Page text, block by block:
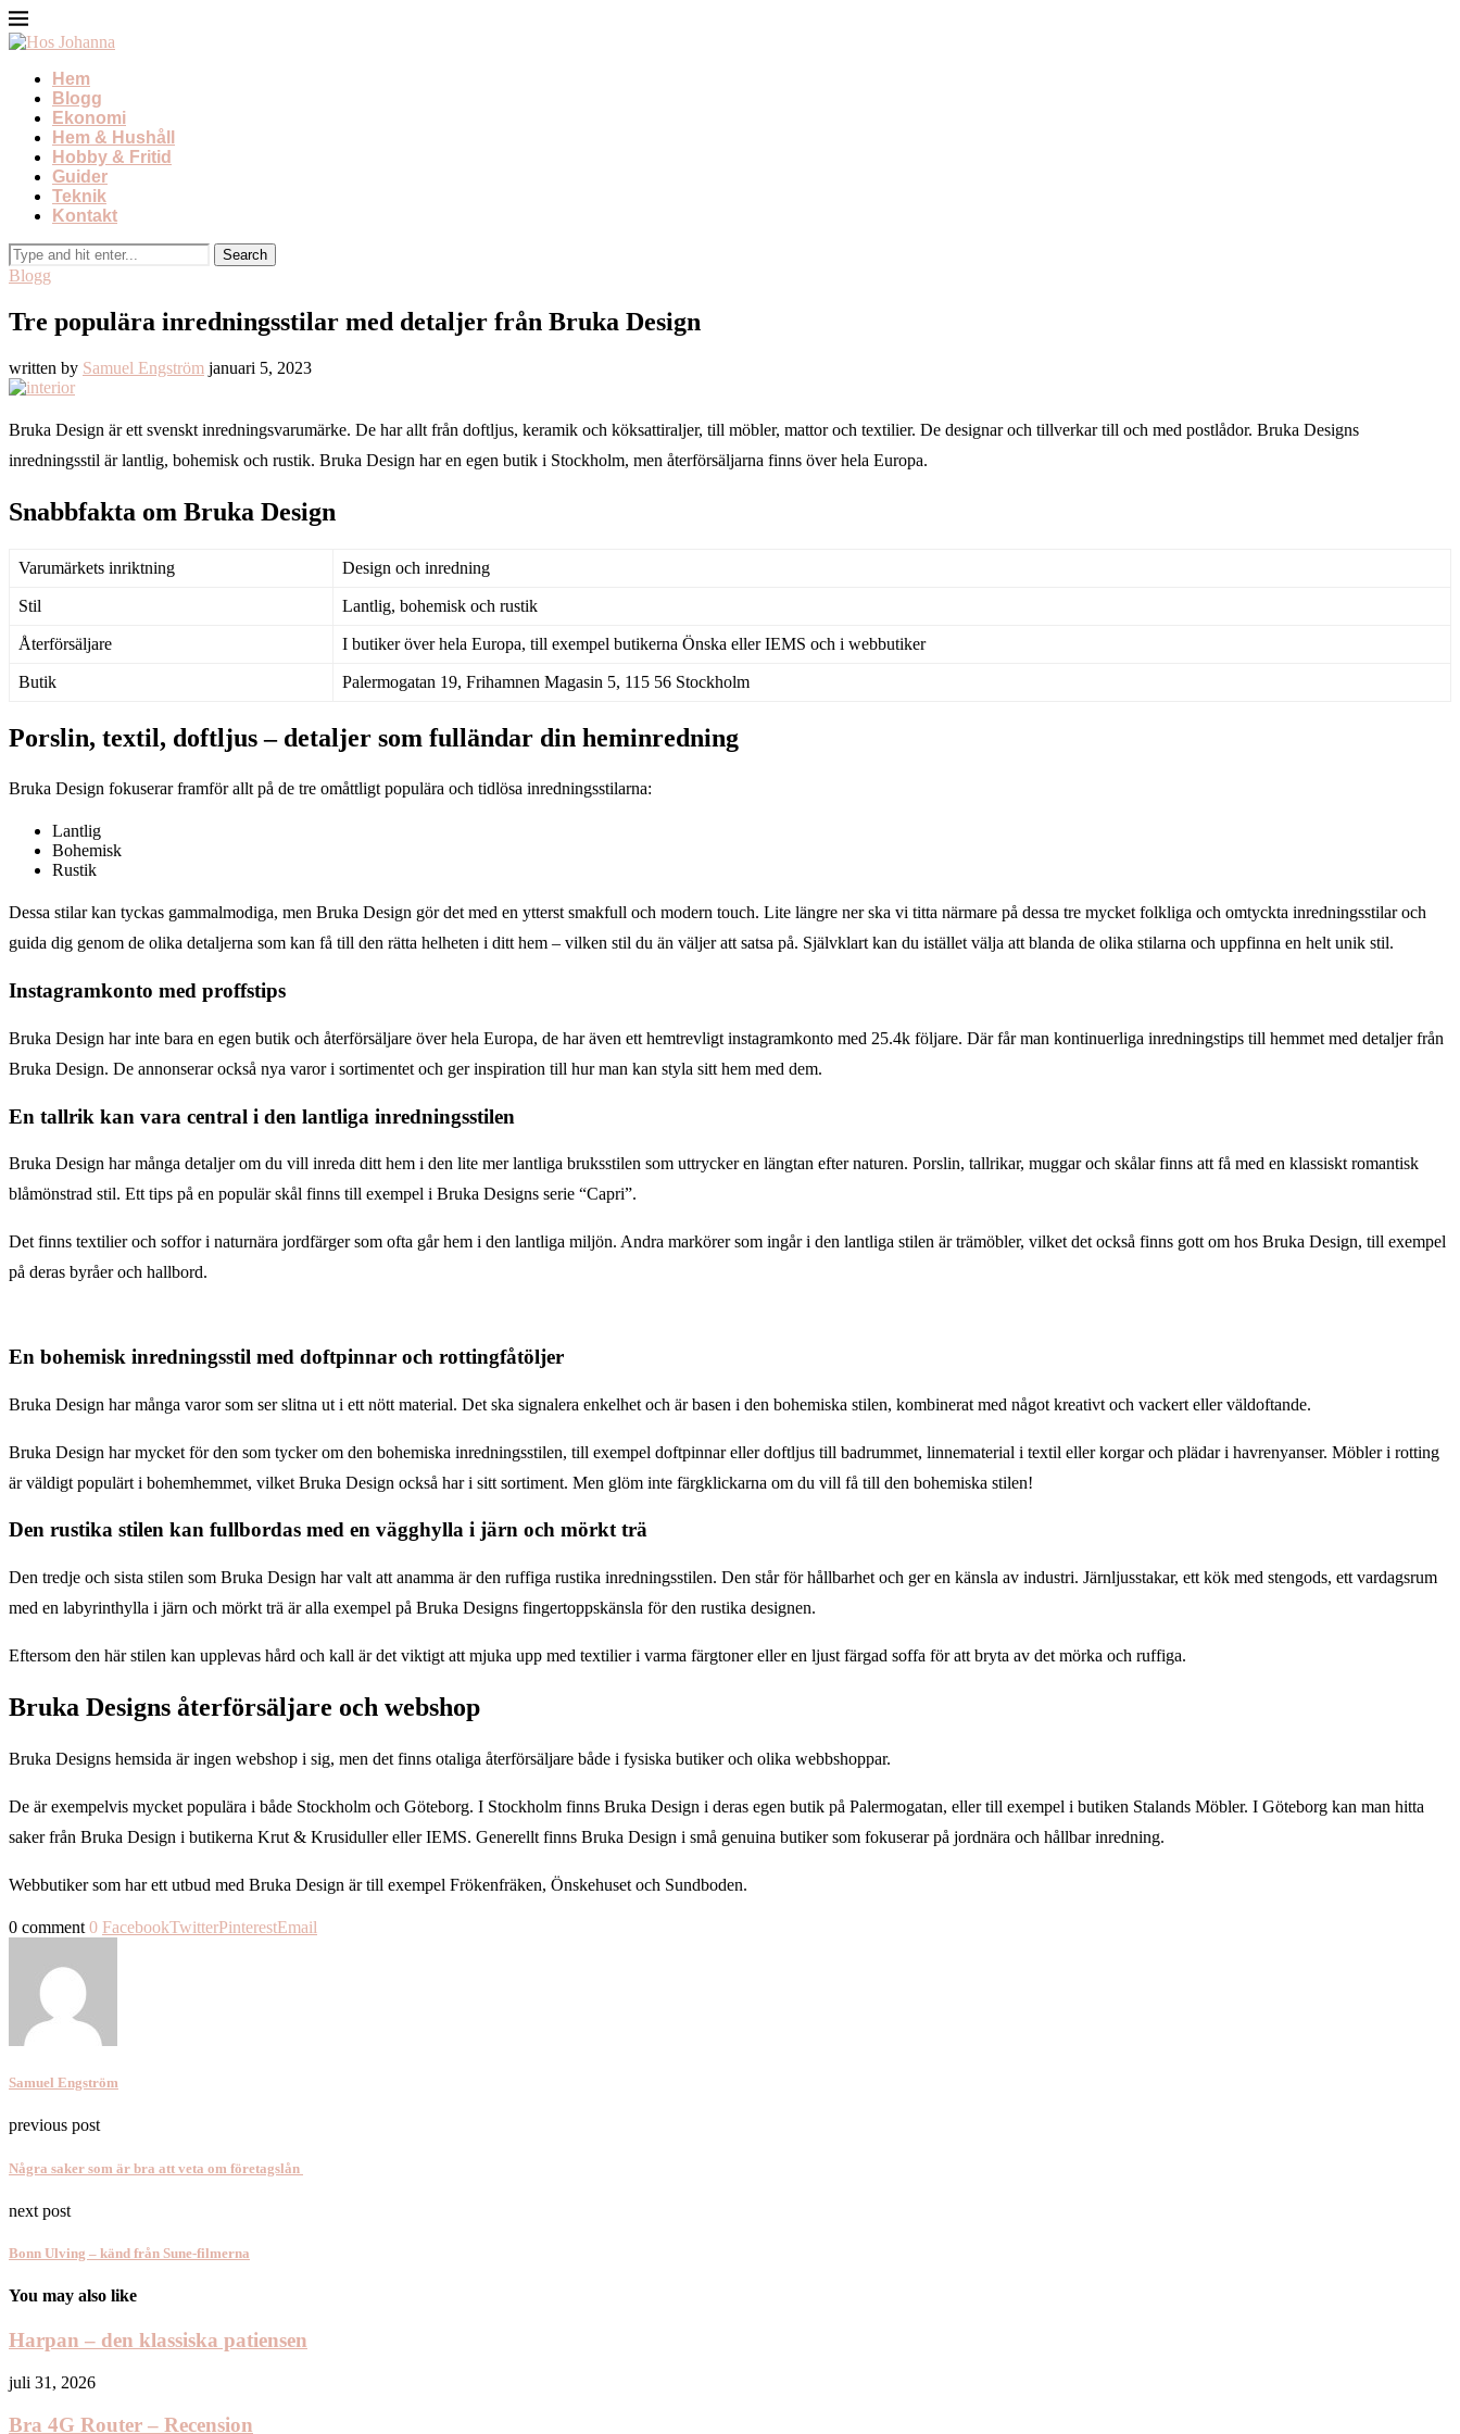
Hem
Blogg
Ekonomi
Hem & Hushåll
Hobby & Fritid
Guider
Teknik
Kontakt
Blogg
Tre populära inredningsstilar med detaljer från Bruka Design
written by Samuel Engström januari 5, 2023
Bruka Design är ett svenskt inredningsvarumärke. De har allt från doftljus, keramik och köksattiraljer, till möbler, mattor och textilier. De designar och tillverkar till och med postlådor. Bruka Designs
inredningsstil är lantlig, bohemisk och rustik. Bruka Design har en egen butik i Stockholm, men återförsäljarna finns över hela Europa.
Snabbfakta om Bruka Design
Varumärkets inriktning Design och inredning
Stil Lantlig, bohemisk och rustik
Återförsäljare I butiker över hela Europa, till exempel butikerna Önska eller IEMS och i webbutiker
Butik Palermogatan 19, Frihamnen Magasin 5, 115 56 Stockholm
Porslin, textil, doftljus – detaljer som fulländar din heminredning
Bruka Design fokuserar framför allt på de tre omåttligt populära och tidlösa inredningsstilarna:
Lantlig
Bohemisk
Rustik
Dessa stilar kan tyckas gammalmodiga, men Bruka Design gör det med en ytterst smakfull och modern touch. Lite längre ner ska vi titta närmare på dessa tre mycket folkliga och omtyckta inredningsstilar och
guida dig genom de olika detaljerna som kan få till den rätta helheten i ditt hem – vilken stil du än väljer att satsa på. Självklart kan du istället välja att blanda de olika stilarna och uppfinna en helt unik stil.
Instagramkonto med proffstips
Bruka Design har inte bara en egen butik och återförsäljare över hela Europa, de har även ett hemtrevligt instagramkonto med 25.4k följare. Där får man kontinuerliga inredningstips till hemmet med detaljer från
Bruka Design. De annonserar också nya varor i sortimentet och ger inspiration till hur man kan styla sitt hem med dem.
En tallrik kan vara central i den lantliga inredningsstilen
Bruka Design har många detaljer om du vill inreda ditt hem i den lite mer lantliga bruksstilen som uttrycker en längtan efter naturen. Porslin, tallrikar, muggar och skålar finns att få med en klassiskt romantisk
blåmönstrad stil. Ett tips på en populär skål finns till exempel i Bruka Designs serie “Capri”.
Det finns textilier och soffor i naturnära jordfärger som ofta går hem i den lantliga miljön. Andra markörer som ingår i den lantliga stilen är trämöbler, vilket det också finns gott om hos Bruka Design, till exempel
på deras byråer och hallbord.
En bohemisk inredningsstil med doftpinnar och rottingfåtöljer
Bruka Design har många varor som ser slitna ut i ett nött material. Det ska signalera enkelhet och är basen i den bohemiska stilen, kombinerat med något kreativt och vackert eller väldoftande.
Bruka Design har mycket för den som tycker om den bohemiska inredningsstilen, till exempel doftpinnar eller doftljus till badrummet, linnematerial i textil eller korgar och plädar i havrenyanser. Möbler i rotting
är väldigt populärt i bohemhemmet, vilket Bruka Design också har i sitt sortiment. Men glöm inte färgklickarna om du vill få till den bohemiska stilen!
Den rustika stilen kan fullbordas med en vägghylla i järn och mörkt trä
Den tredje och sista stilen som Bruka Design har valt att anamma är den ruffiga rustika inredningsstilen. Den står för hållbarhet och ger en känsla av industri. Järnljusstakar, ett kök med stengods, ett vardagsrum
med en labyrinthylla i järn och mörkt trä är alla exempel på Bruka Designs fingertoppskänsla för den rustika designen.
Eftersom den här stilen kan upplevas hård och kall är det viktigt att mjuka upp med textilier i varma färgtoner eller en ljust färgad soffa för att bryta av det mörka och ruffiga.
Bruka Designs återförsäljare och webshop
Bruka Designs hemsida är ingen webshop i sig, men det finns otaliga återförsäljare både i fysiska butiker och olika webbshoppar.
De är exempelvis mycket populära i både Stockholm och Göteborg. I Stockholm finns Bruka Design i deras egen butik på Palermogatan, eller till exempel i butiken Stalands Möbler. I Göteborg kan man hitta
saker från Bruka Design i butikerna Krut & Krusiduller eller IEMS. Generellt finns Bruka Design i små genuina butiker som fokuserar på jordnära och hållbar inredning.
Webbutiker som har ett utbud med Bruka Design är till exempel Frökenfräken, Önskehuset och Sundboden.
0 comment 0 FacebookTwitterPinterestEmail
Samuel Engström
previous post
Några saker som är bra att veta om företagslån
next post
Bonn Ulving – känd från Sune-filmerna
You may also like
Harpan – den klassiska patiensen
juli 31, 2026
Bra 4G Router – Recension